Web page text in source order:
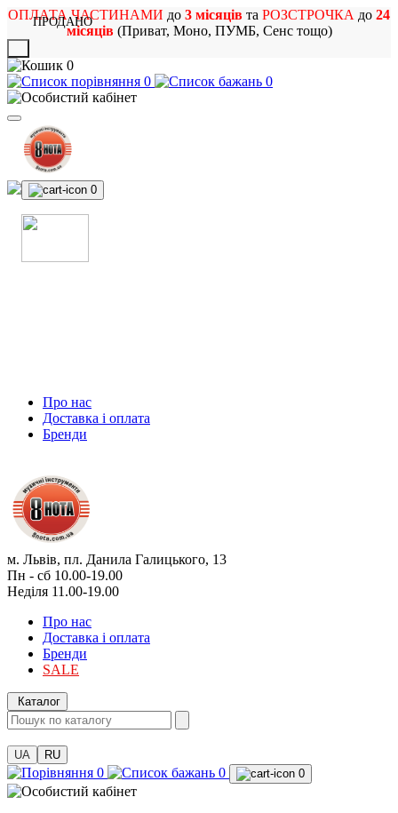
ОПЛАТА ЧАСТИНАМИ до 3 місяців та РОЗСТРОЧКА до 24
місяців(Приват, Моно, ПУМБ, Сенс тощо)
0
0
0
0
Про нас
Доставка і оплата
Бренди
м. Львів, пл. Данила Галицького, 13
Пн - сб 10.00-19.00
Неділя 11.00-19.00
Про нас
Доставка і оплата
Бренди
SALE
Каталог
UA RU
0 0 0
ПРОДАНО